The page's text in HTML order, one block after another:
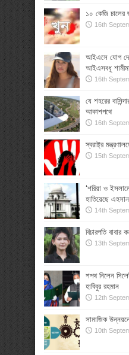
১০ কেজি চালের
16th
আইএসে যোগ
আইএসবধূ
16th
যে শহরের
আকাশপথে
16th
স্বরাষ্ট্র
15th
‘শরিয়া ও
হাতিয়েছে
14th
বিচারপতি বাবার
13th
শপথ নিলেন
হাবিবুর রহমান
12th
সামাজিক
10th